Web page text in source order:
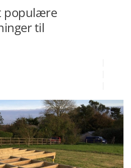
populære
til